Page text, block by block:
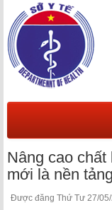
Nâng cao
mới là nền
Được đăng Thứ Tư 27/